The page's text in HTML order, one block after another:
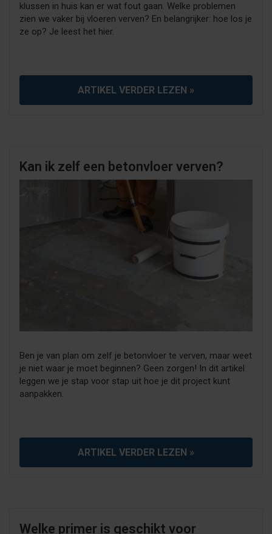
klussen in huis kan er wat fout gaan. Welke problemen
zien we vaker bij vloeren verven? En belangrijker: hoe los je
ze op? Je leest het hier.
ARTIKEL VERDER LEZEN »
Kan ik zelf een betonvloer verven?
Ben je van plan om zelf je betonvloer te verven, maar weet
je niet waar je moet beginnen? Geen zorgen! In dit artikel
leggen we je stap voor stap uit hoe je dit project kunt
aanpakken.
ARTIKEL VERDER LEZEN »
Welke primer is geschikt voor